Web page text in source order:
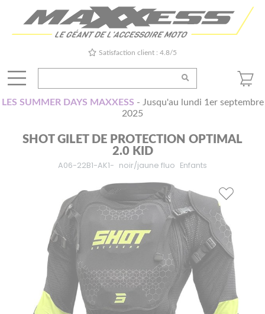
Satisfaction client : 4.8/5
LES SUMMER DAYS MAXXESS - Jusqu'au lundi 1er septembre
2025
SHOT GILET DE PROTECTION OPTIMAL
2.0 KID
A06-22B1-AK1- noir/jaune fluo Enfants